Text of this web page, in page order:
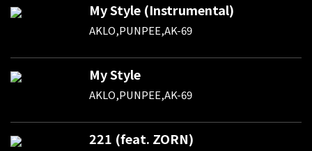
My Style (Instrumental)
AKLO,PUNPEE,AK-69
My Style
AKLO,PUNPEE,AK-69
221 (feat. ZORN)